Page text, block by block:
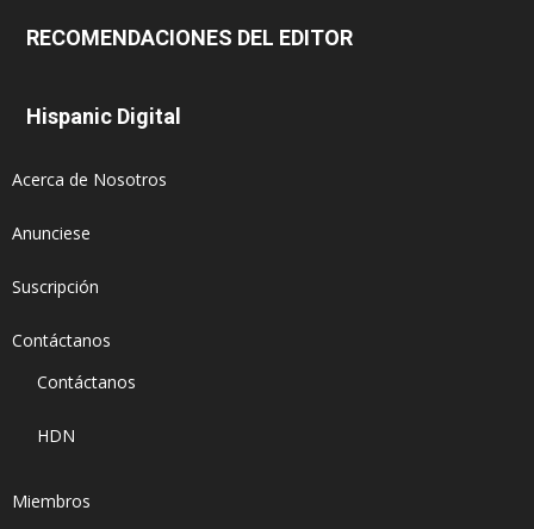
RECOMENDACIONES DEL EDITOR
Hispanic Digital
Acerca de Nosotros
Anunciese
Suscripción
Contáctanos
Contáctanos
HDN
Miembros